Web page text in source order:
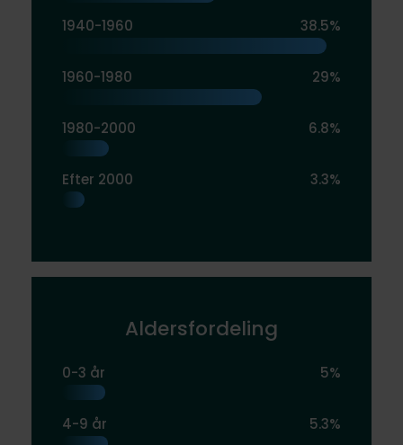
1940-1960 38.5%
1960-1980 29%
1980-2000 6.8%
Efter 2000 3.3%
Aldersfordeling
0-3 år 5%
4-9 år 5.3%